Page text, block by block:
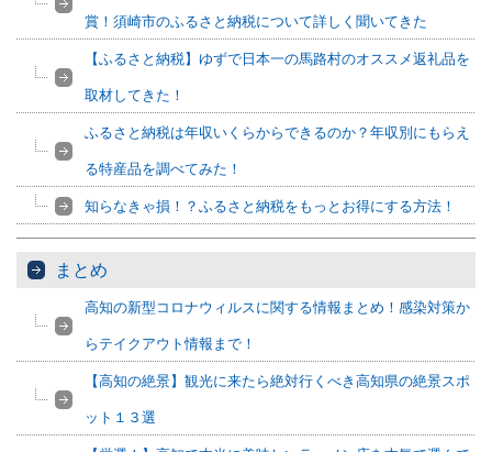
賞！須崎市のふるさと納税について詳しく聞いてきた
【ふるさと納税】ゆずで日本一の馬路村のオススメ返礼品を
取材してきた！
ふるさと納税は年収いくらからできるのか？年収別にもらえ
る特産品を調べてみた！
知らなきゃ損！？ふるさと納税をもっとお得にする方法！
まとめ
高知の新型コロナウィルスに関する情報まとめ！感染対策か
らテイクアウト情報まで！
【高知の絶景】観光に来たら絶対行くべき高知県の絶景スポ
ット１３選